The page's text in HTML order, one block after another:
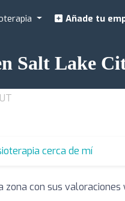
Añade tu
Salt Lake
cerca de mí
zona con sus